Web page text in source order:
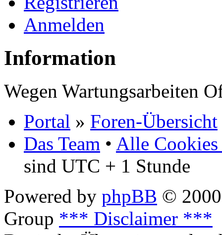
Anmelden
Information
Wegen Wartungsarbeiten
Portal » Foren-Übersicht
Das Team • Alle Cookies
sind UTC + 1 Stunde
Powered by phpBB ©
Group *** Disclaimer ***